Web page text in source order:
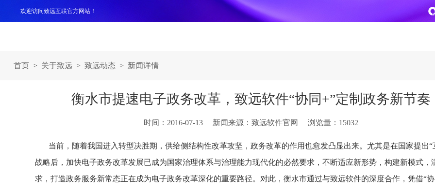
欢迎访问致远互联官方网站！
新一代AI智能体家族
CoMi Builder CoMi APP
协同运营与业务创新深度融合
央国企一体化 文事会一体化
信创
安全可控的信创 全面适配
专精特新
首页 > 关于致远 > 致远动态 > 新闻详情
衡水市提速电子政务改革，致远软件“协同+”定制政务新节奏
时间：2016-07-13 新闻来源：致远软件官网 浏览量：15032
当前，随着我国进入转型决胜期，供给侧结构性改革攻坚，政务改革的作用也愈发凸显出来。尤其是在国家提出“
战略后，加快电子政务改革发展已成为国家治理体系与治理能力现代化的必然要求，不断适应新形势，构建新模式，
求，打造政务服务新常态正在成为电子政务改革深化的重要路径。对此，衡水市通过与致远软件的深度合作，凭借“